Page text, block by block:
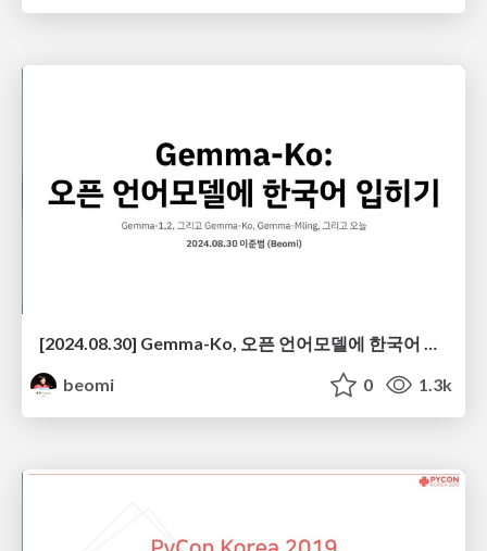
[2024.08.30] Gemma-Ko, 오픈 언어모델에 한국어 입히기 @ 머신러닝부트캠프2024
beomi
0 1.3k